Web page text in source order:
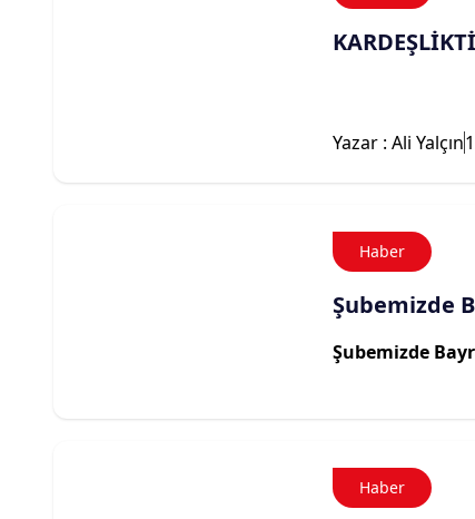
Yazar : Ali Yalçın
Haber
Şubemizde
Şubemizde
Haber